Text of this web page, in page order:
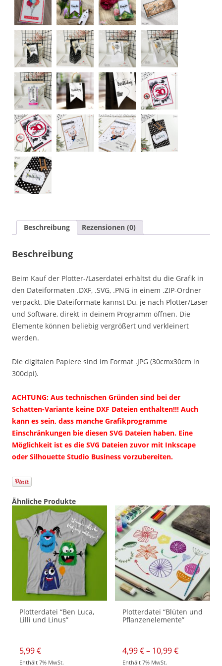
Beschreibung Rezensionen (0)
Beschreibung
Beim Kauf der Plotter-/Laserdatei erhältst du die Grafik in
den Dateiformaten .DXF, .SVG, .PNG in einem .ZIP-Ordner
verpackt. Die Dateiformate kannst Du, je nach Plotter/Laser
und Software, direkt in deinem Programm öffnen. Die
Elemente können beliebig vergrößert und verkleinert
werden.
Die digitalen Papiere sind im Format .JPG (30cmx30cm in
300dpi).
ACHTUNG: Aus technischen Gründen sind bei der
Schatten-Variante keine DXF Dateien enthalten!!! Auch
kann es sein, dass manche Grafikprogramme
Einschränkungen bie diesen SVG Dateien haben. Eine
Möglichkeit ist es die SVG Dateien zuvor mit Inkscape
oder Silhouette Studio Business vorzubereiten.
Ähnliche Produkte
Plotterdatei “Ben Luca,
Lilli und Linus”
5,99€
Enthält 7% MwSt.
Plotterdatei “Blüten und
Pflanzenelemente”
4,99€– 10,99€
Enthält 7% MwSt.